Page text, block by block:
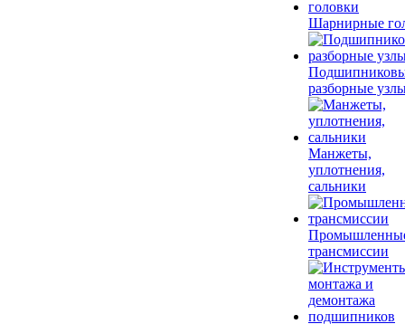
Шарнирные
разборные
Манжеты,
уплотнения,
сальники
трансмиссии